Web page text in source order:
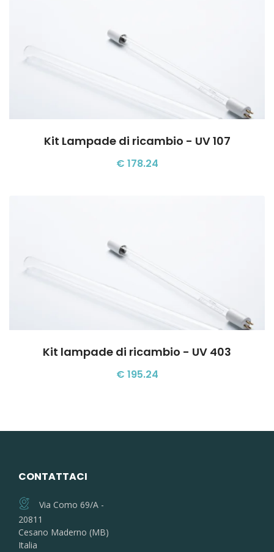
Kit Lampade di ricambio - UV 107
€ 178.24
Kit lampade di ricambio - UV 403
€ 195.24
CONTATTACI
Via Como 69/A -
20811
Cesano Maderno (MB)
Italia